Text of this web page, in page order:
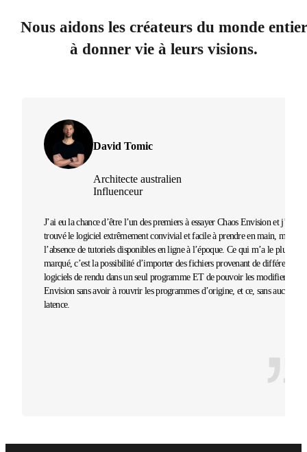
Nous aidons les créateurs du monde entier
à donner vie à leurs visions.
David Tomic
Architecte australien
Influenceur
J’ai eu la chance d’être l’un des premiers à essayer Chaos Envision et j’ai
trouvé le logiciel extrêmement convivial et facile à prendre en main, malgré
l’absence de tutoriels disponibles en ligne à l’époque. Ce qui m’a le plus
marqué, c’est la possibilité d’importer des fichiers provenant de différents
logiciels de rendu dans un seul programme ET de pouvoir les modifier dans
Envision sans avoir à rouvrir les programmes d’origine, et ce, sans aucune
latence.